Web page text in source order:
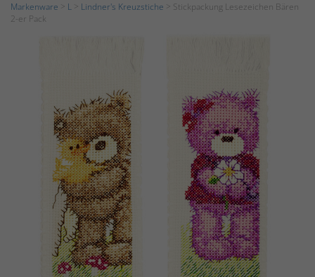
Markenware L Lindner's Kreuzstiche > Stickpackung Lesezeichen Bären
2-er Pack